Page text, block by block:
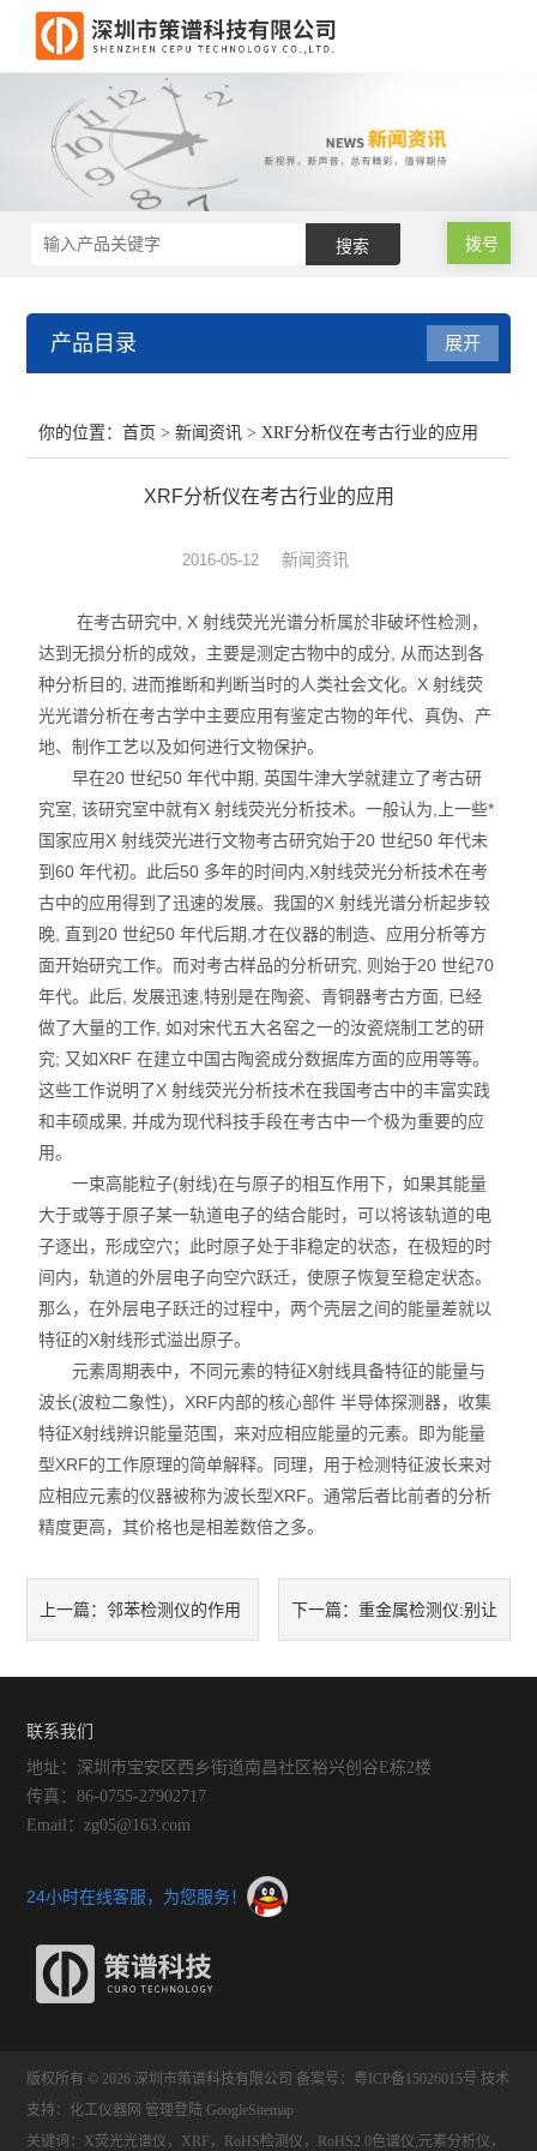
拨号
产品目录
直读光谱仪
X荧光光谱仪
RoHS检测仪
重金属检测仪
元素分析仪
镀层厚度分析仪
展开
你的位置：首页 >新闻资讯 > XRF分析仪在考古行业的应用
XRF分析仪在考古行业的应用
2016-05-12 新闻资讯
在考古研究中, X 射线荧光光谱分析属於非破坏性检测，
达到无损分析的成效，主要是测定古物中的成分, 从而达到各
种分析目的, 进而推断和判断当时的人类社会文化。X 射线荧
光光谱分析在考古学中主要应用有鉴定古物的年代、真伪、产
地、制作工艺以及如何进行文物保护。
早在20 世纪50 年代中期, 英国牛津大学就建立了考古研
究室, 该研究室中就有X 射线荧光分析技术。一般认为,上一些*
国家应用X 射线荧光进行文物考古研究始于20 世纪50 年代未
到60 年代初。此后50 多年的时间内,X射线荧光分析技术在考
古中的应用得到了迅速的发展。我国的X 射线光谱分析起步较
晚, 直到20 世纪50 年代后期,才在仪器的制造、应用分析等方
面开始研究工作。而对考古样品的分析研究, 则始于20 世纪70
年代。此后, 发展迅速,特别是在陶瓷、青铜器考古方面, 已经
做了大量的工作, 如对宋代五大名窑之一的汝瓷烧制工艺的研
究; 又如XRF 在建立中国古陶瓷成分数据库方面的应用等等。
这些工作说明了X 射线荧光分析技术在我国考古中的丰富实践
和丰硕成果, 并成为现代科技手段在考古中一个极为重要的应
用。
一束高能粒子(射线)在与原子的相互作用下，如果其能量
大于或等于原子某一轨道电子的结合能时，可以将该轨道的电
子逐出，形成空穴；此时原子处于非稳定的状态，在极短的时
间内，轨道的外层电子向空穴跃迁，使原子恢复至稳定状态。
那么，在外层电子跃迁的过程中，两个壳层之间的能量差就以
特征的X射线形式溢出原子。
元素周期表中，不同元素的特征X射线具备特征的能量与
波长(波粒二象性)，XRF内部的核心部件 半导体探测器，收集
特征X射线辨识能量范围，来对应相应能量的元素。即为能量
型XRF的工作原理的简单解释。同理，用于检测特征波长来对
应相应元素的仪器被称为波长型XRF。通常后者比前者的分析
精度更高，其价格也是相差数倍之多。
上一篇：邻苯检测仪的作用 下一篇： 重金属检测仪:别让
联系我们
地址：深圳市宝安区西乡街道南昌社区裕兴创谷E栋2楼
传真：86-0755-27902717
Email：zg05@163.com
24小时在线客服，为您服务！
版权所有 © 2026 深圳市策谱科技有限公司 备案号：粤ICP备15026015号 技术
支持： 化工仪器网 管理登陆 GoogleSitemap
关键词：X荧光光谱仪，XRF，RoHS检测仪，RoHS2.0色谱仪,元素分析仪，